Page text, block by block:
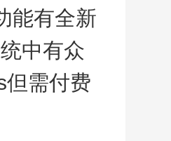
有全新
中有众
但需付费